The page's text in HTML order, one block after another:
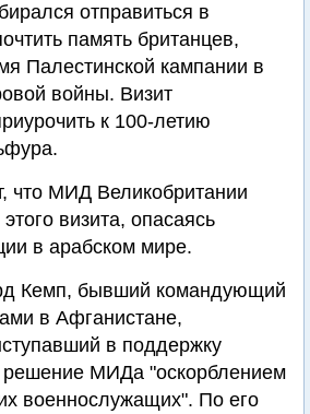
отправиться в
память британцев,
Палестинской кампании в
войны. Визит
к 100-летию
что МИД Великобритании
визита, опасаясь
в арабском мире.
Кемп, бывший командующий
в Афганистане,
в поддержку
решение МИДа "оскорблением
военнослужащих". По его